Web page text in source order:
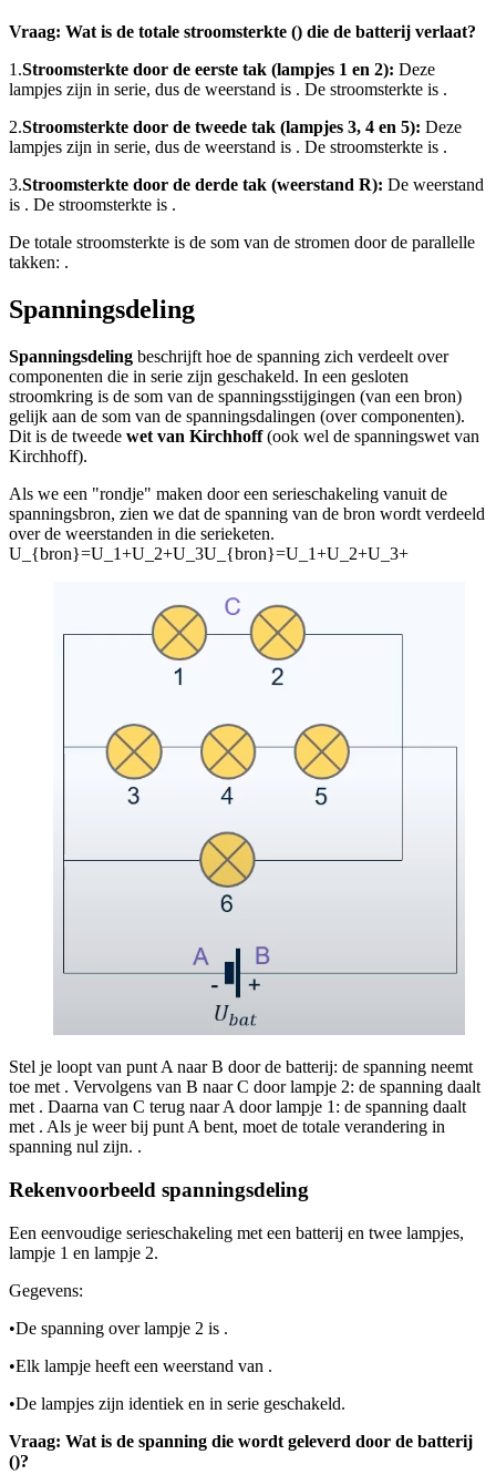
Vraag: Wat is de totale stroomsterkte () die de batterij verlaat?
1.Stroomsterkte door de eerste tak (lampjes 1 en 2): Deze
lampjes zijn in serie, dus de weerstand is . De stroomsterkte is .
2.Stroomsterkte door de tweede tak (lampjes 3, 4 en 5): Deze
lampjes zijn in serie, dus de weerstand is . De stroomsterkte is .
3.Stroomsterkte door de derde tak (weerstand R): De weerstand
is . De stroomsterkte is .
De totale stroomsterkte is de som van de stromen door de parallelle
takken: .
Spanningsdeling
Spanningsdeling beschrijft hoe de spanning zich verdeelt over
componenten die in serie zijn geschakeld. In een gesloten
stroomkring is de som van de spanningsstijgingen (van een bron)
gelijk aan de som van de spanningsdalingen (over componenten).
Dit is de tweede wet van Kirchhoff(ook wel de spanningswet van
Kirchhoff).
Als we een "rondje" maken door een serieschakeling vanuit de
spanningsbron, zien we dat de spanning van de bron wordt verdeeld
over de weerstanden in die serieketen.
U_{bron}=U_1+U_2+U_3U_{bron}=U_1+U_2+U_3+
Stel je loopt van punt A naar B door de batterij: de spanning neemt
toe met . Vervolgens van B naar C door lampje 2: de spanning daalt
met . Daarna van C terug naar A door lampje 1: de spanning daalt
met . Als je weer bij punt A bent, moet de totale verandering in
spanning nul zijn. .
Rekenvoorbeeld spanningsdeling
Een eenvoudige serieschakeling met een batterij en twee lampjes,
lampje 1 en lampje 2.
Gegevens:
•De spanning over lampje 2 is .
•Elk lampje heeft een weerstand van .
•De lampjes zijn identiek en in serie geschakeld.
Vraag: Wat is de spanning die wordt geleverd door de batterij
()?